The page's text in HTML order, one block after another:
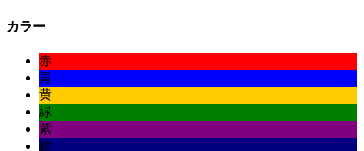
カラー
赤
青
黄
緑
紫
紺